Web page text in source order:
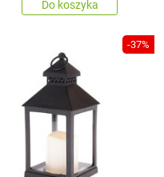
Do koszyka
-37%